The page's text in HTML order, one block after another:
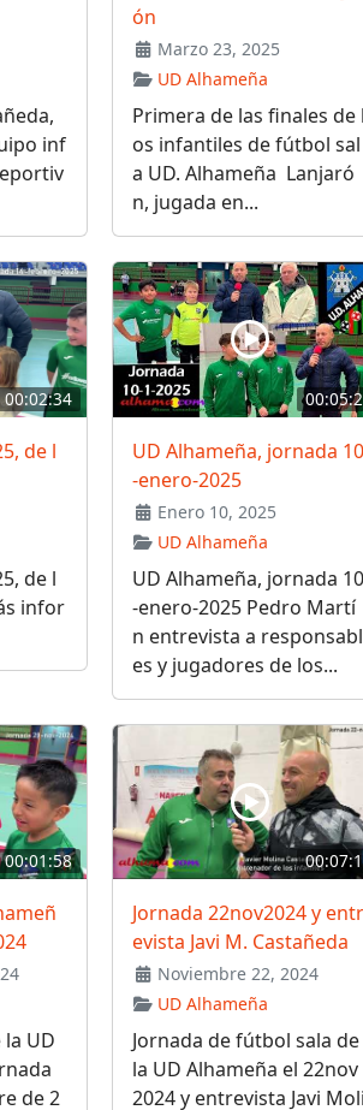
inf
ón
Marzo 23, 2025
UD Alhameña
Primera de las finales de l
os infantiles de fútbol sal
a UD. Alhameña Lanjaró
n, jugada en...
00:02:34
de l
de l
infor
UD Alhameña, jornada 10
-enero-2025
Enero 10, 2025
UD Alhameña
UD Alhameña, jornada 10
-enero-2025 Pedro Martí
n entrevista a responsabl
es y jugadores de los...
00:01:58
UD
de 2
Jornada 22nov2024 y entr
evista Javi M. Castañeda
Noviembre 22, 2024
UD Alhameña
Jornada de fútbol sala de
la UD Alhameña el 22nov
2024 y entrevista Javi Moli